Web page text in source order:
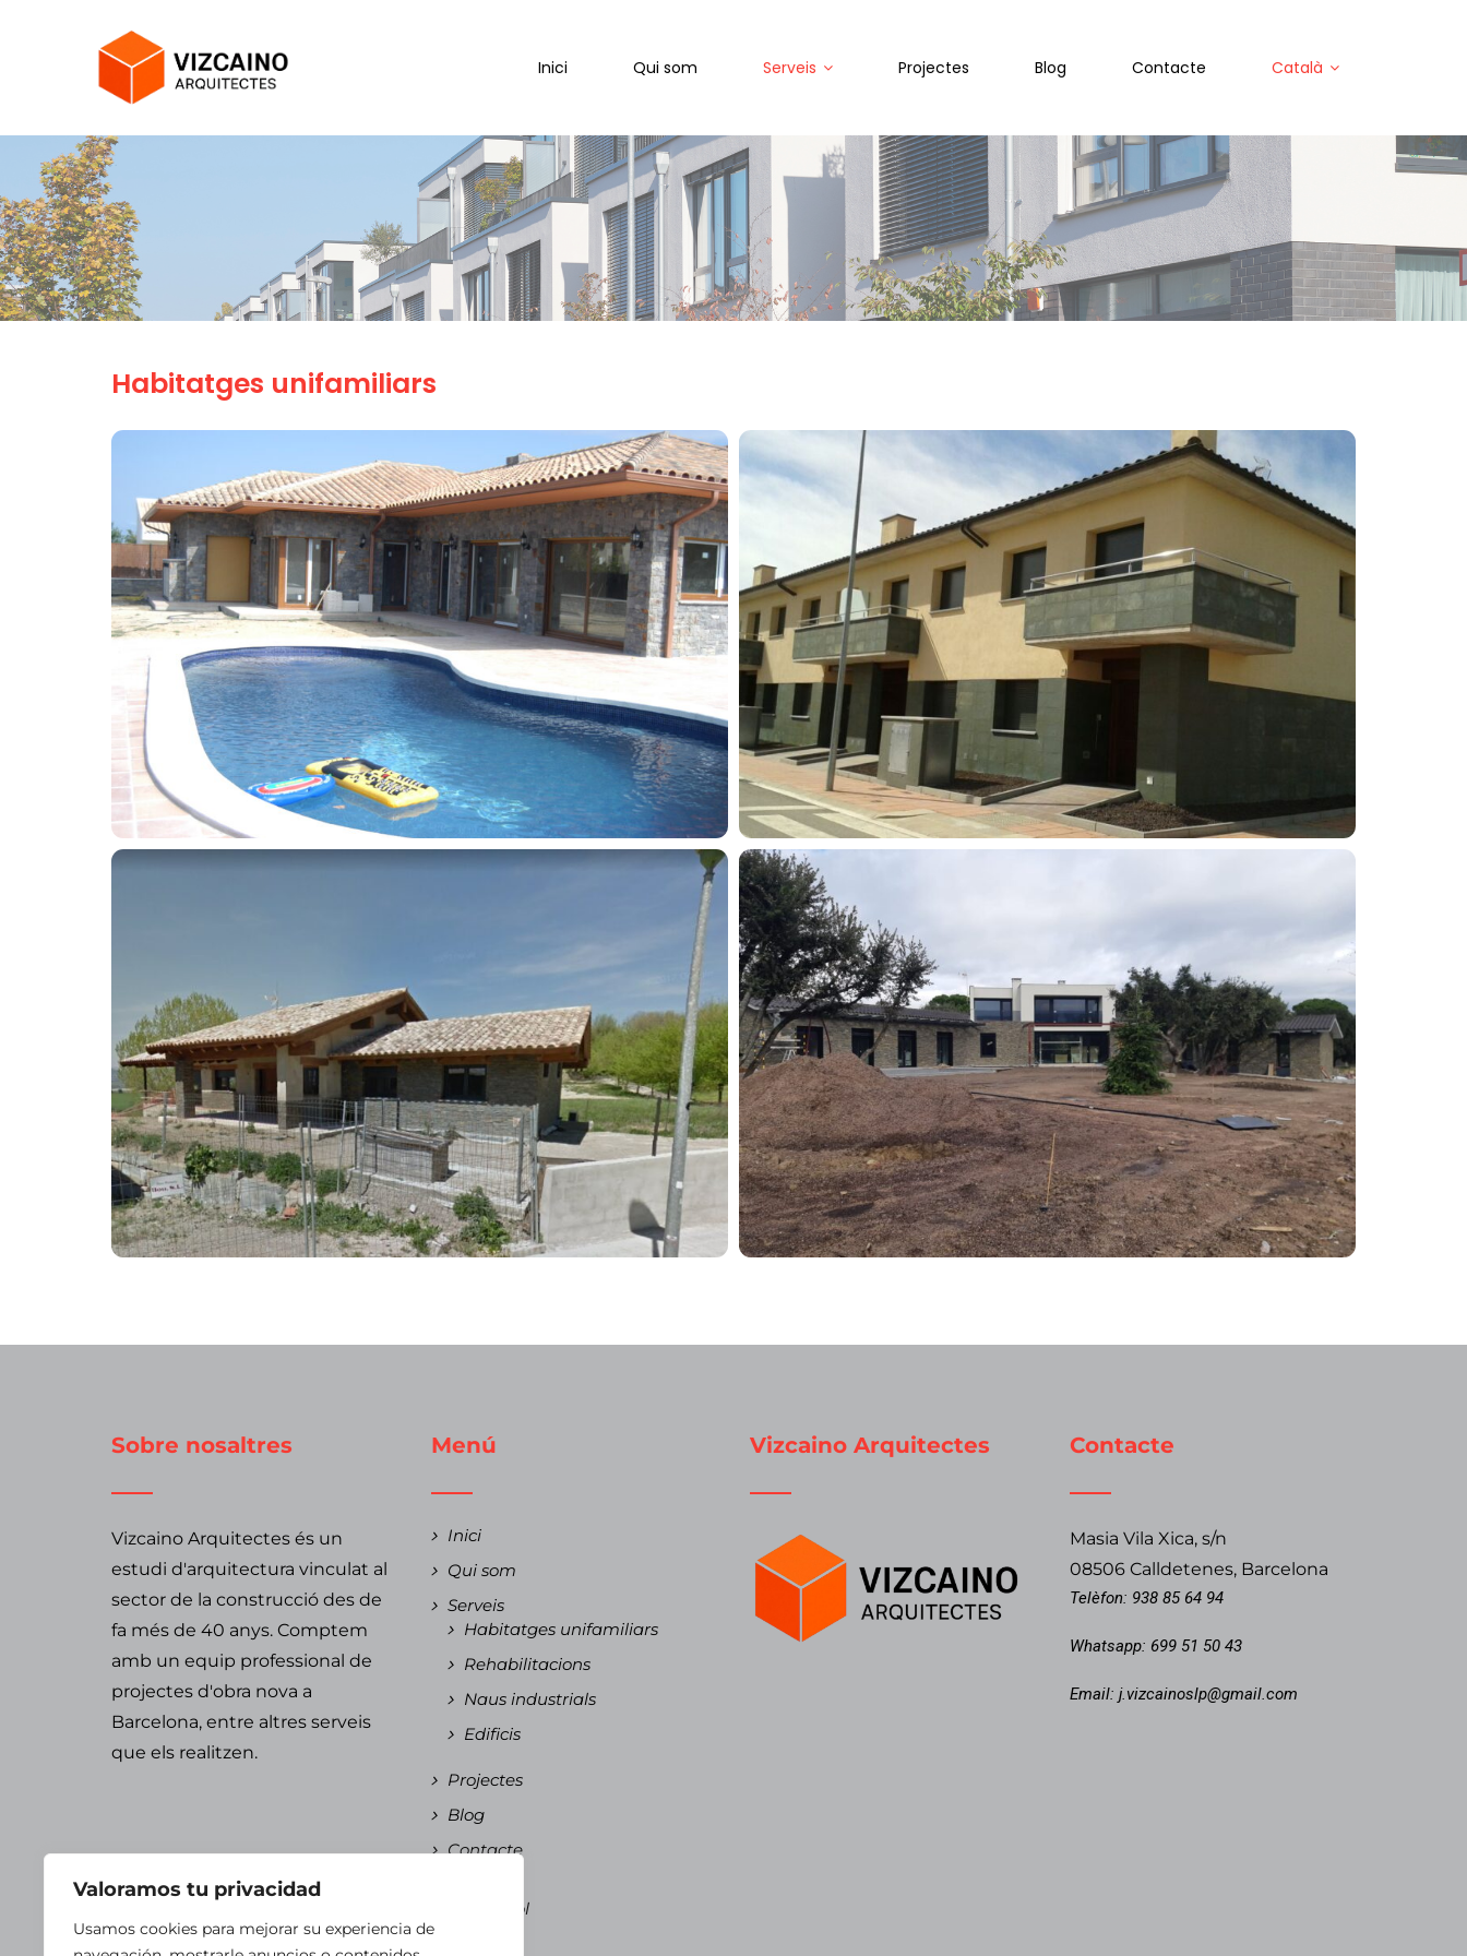
Valoramos tu privacidad
Usamos cookies para mejorar su experiencia de
Inici Qui som Serveis Projectes Blog Contacte Català
Habitatges unifamiliars
Sobre nosaltres
Vizcaino Arquitectes és un
estudi d'arquitectura vinculat al
sector de la construcció des de
fa més de 40 anys. Comptem
amb un equip professional de
projectes d'obra nova a
Barcelona, ​​entre altres serveis
que els realitzen.
Menú
Inici
Qui som
Serveis
Habitatges unifamiliars
Rehabilitacions
Naus industrials
Edificis
Projectes
Blog
Contacte
Español
Vizcaino Arquitectes Contacte
Masia Vila Xica, s/n
08506 Calldetenes, Barcelona
Telèfon: 938 85 64 94
Whatsapp: 699 51 50 43
Email: j.vizcainoslp@gmail.com